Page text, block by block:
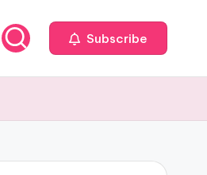
Subscribe